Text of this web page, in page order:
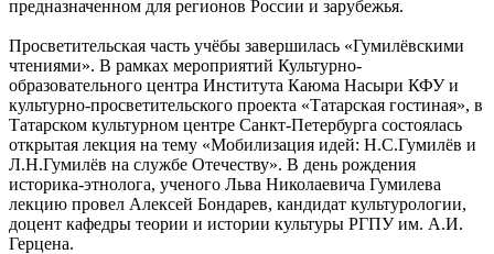
предназначенном для регионов России и зарубежья.
Просветительская часть учёбы завершилась «Гумилёвскими
чтениями». В рамках мероприятий Культурно-
образовательного центра Института Каюма Насыри КФУ и
культурно-просветительского проекта «Татарская гостиная», в
Татарском культурном центре Санкт-Петербурга состоялась
открытая лекция на тему «Мобилизация идей: Н.С.Гумилёв и
Л.Н.Гумилёв на службе Отечеству». В день рождения
историка-этнолога, ученого Льва Николаевича Гумилева
лекцию провел Алексей Бондарев, кандидат культурологии,
доцент кафедры теории и истории культуры РГПУ им. А.И.
Герцена.